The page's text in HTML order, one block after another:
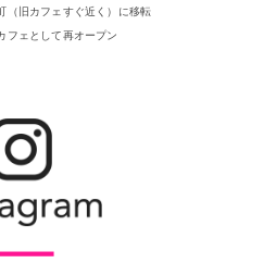
（旧カフェすぐ近く）に移転
て再オープン